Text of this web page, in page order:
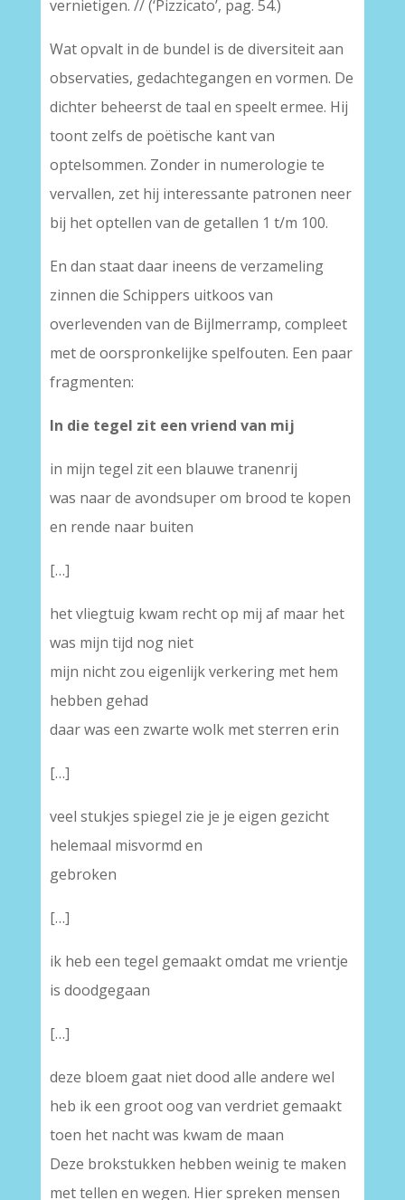
vernietigen. // (‘Pizzicato’, pag. 54.)
Wat opvalt in de bundel is de diversiteit aan
observaties, gedachtegangen en vormen. De
dichter beheerst de taal en speelt ermee. Hij
toont zelfs de poëtische kant van
optelsommen. Zonder in numerologie te
vervallen, zet hij interessante patronen neer
bij het optellen van de getallen 1 t/m 100.
En dan staat daar ineens de verzameling
zinnen die Schippers uitkoos van
overlevenden van de Bijlmerramp, compleet
met de oorspronkelijke spelfouten. Een paar
fragmenten:
In die tegel zit een vriend van mij
in mijn tegel zit een blauwe tranenrij
was naar de avondsuper om brood te kopen
en rende naar buiten
[…]
het vliegtuig kwam recht op mij af maar het
was mijn tijd nog niet
mijn nicht zou eigenlijk verkering met hem
hebben gehad
daar was een zwarte wolk met sterren erin
[…]
veel stukjes spiegel zie je je eigen gezicht
helemaal misvormd en
gebroken
[…]
ik heb een tegel gemaakt omdat me vrientje
is doodgegaan
[…]
deze bloem gaat niet dood alle andere wel
heb ik een groot oog van verdriet gemaakt
toen het nacht was kwam de maan
Deze brokstukken hebben weinig te maken
met tellen en wegen. Hier spreken mensen